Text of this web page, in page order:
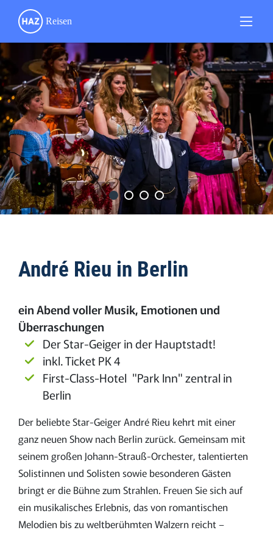
André Rieu in Berlin
ein Abend voller Musik, Emotionen und
Überraschungen
Der Star-Geiger in der Hauptstadt!
inkl. Ticket PK 4
First-Class-Hotel "Park Inn" zentral in
Berlin
Der beliebte Star-Geiger André Rieu kehrt mit einer
ganz neuen Show nach Berlin zurück. Gemeinsam mit
seinem großen Johann-Strauß-Orchester, talentierten
Solistinnen und Solisten sowie besonderen Gästen
bringt er die Bühne zum Strahlen. Freuen Sie sich auf
ein musikalisches Erlebnis, das von romantischen
Melodien bis zu weltberühmten Walzern reicht –